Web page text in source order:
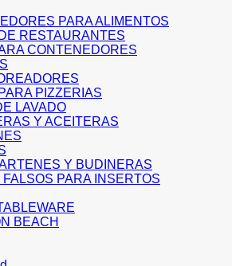
PARA ALIMENTOS
RESTAURANTES
CONTENEDORES
PIZZERIAS
LAVADO
Y ACEITERAS
Y BUDINERAS
FALSOS PARA INSERTOS
BEACH